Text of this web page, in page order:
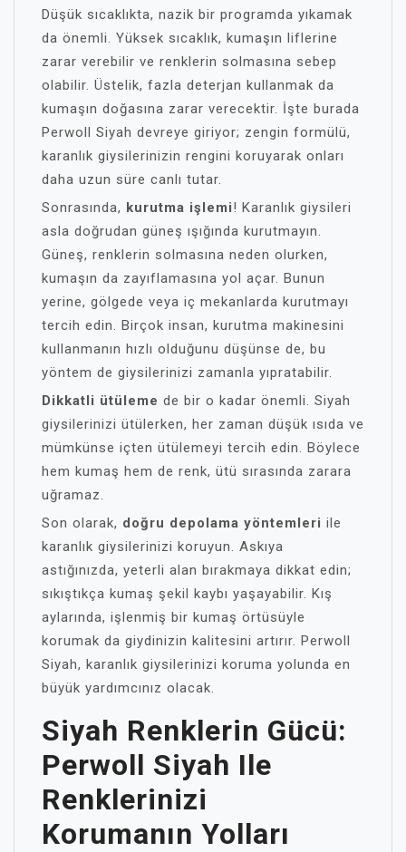
Düşük sıcaklıkta, nazik bir programda yıkamak
da önemli. Yüksek sıcaklık, kumaşın liflerine
zarar verebilir ve renklerin solmasına sebep
olabilir. Üstelik, fazla deterjan kullanmak da
kumaşın doğasına zarar verecektir. İşte burada
Perwoll Siyah devreye giriyor; zengin formülü,
karanlık giysilerinizin rengini koruyarak onları
daha uzun süre canlı tutar.
Sonrasında, kurutma işlemi! Karanlık giysileri
asla doğrudan güneş ışığında kurutmayın.
Güneş, renklerin solmasına neden olurken,
kumaşın da zayıflamasına yol açar. Bunun
yerine, gölgede veya iç mekanlarda kurutmayı
tercih edin. Birçok insan, kurutma makinesini
kullanmanın hızlı olduğunu düşünse de, bu
yöntem de giysilerinizi zamanla yıpratabilir.
Dikkatli ütüleme de bir o kadar önemli. Siyah
giysilerinizi ütülerken, her zaman düşük ısıda ve
mümkünse içten ütülemeyi tercih edin. Böylece
hem kumaş hem de renk, ütü sırasında zarara
uğramaz.
Son olarak, doğru depolama yöntemleri ile
karanlık giysilerinizi koruyun. Askıya
astığınızda, yeterli alan bırakmaya dikkat edin;
sıkıştıkça kumaş şekil kaybı yaşayabilir. Kış
aylarında, işlenmiş bir kumaş örtüsüyle
korumak da giydinizin kalitesini artırır. Perwoll
Siyah, karanlık giysilerinizi koruma yolunda en
büyük yardımcınız olacak.
Siyah Renklerin Gücü:
Perwoll Siyah Ile
Renklerinizi
Korumanın Yolları